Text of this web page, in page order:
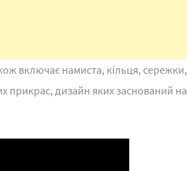
включає намиста, кільця, сережки,
прикрас, дизайн яких заснований на